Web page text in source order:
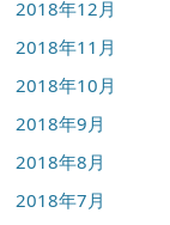
2018年12月
2018年11月
2018年10月
2018年9月
2018年8月
2018年7月